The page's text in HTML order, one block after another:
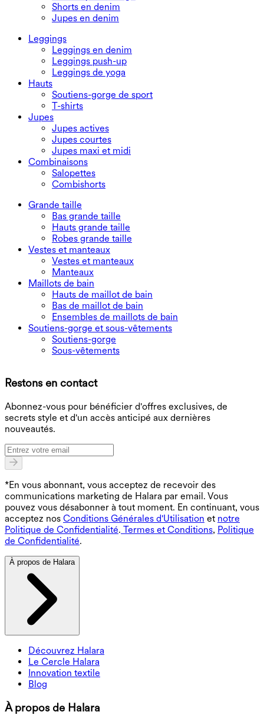
Shorts en denim
Jupes en denim
Leggings
Leggings en denim
Leggings push-up
Leggings de yoga
Hauts
Soutiens-gorge de sport
T-shirts
Jupes
Jupes actives
Jupes courtes
Jupes maxi et midi
Combinaisons
Salopettes
Combishorts
Grande taille
Bas grande taille
Hauts grande taille
Robes grande taille
Vestes et manteaux
Vestes et manteaux
Manteaux
Maillots de bain
Hauts de maillot de bain
Bas de maillot de bain
Ensembles de maillots de bain
Soutiens-gorge et sous-vêtements
Soutiens-gorge
Sous-vêtements
Restons en contact
Abonnez-vous pour bénéficier d'offres exclusives, de
secrets style et d'un accès anticipé aux dernières
nouveautés.
*En vous abonnant, vous acceptez de recevoir des
communications marketing de Halara par email. Vous
pouvez vous désabonner à tout moment. En continuant, vous
acceptez nos Conditions Générales d'Utilisation et notre
Politique de Confidentialité. Termes et Conditions, Politique
de Confidentialité.
À propos de Halara
Découvrez Halara
Le Cercle Halara
Innovation textile
Blog
À propos de Halara